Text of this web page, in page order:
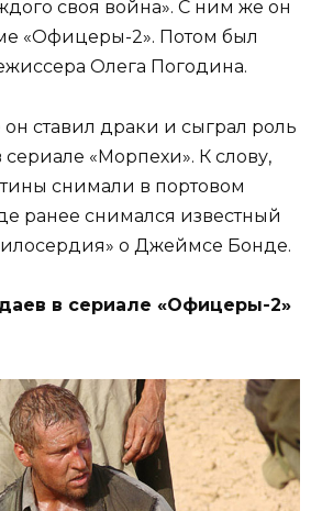
своя война». С ним же он
«Офицеры-2». Потом был
Олега Погодина.
ставил драки и сыграл роль
«Морпехи». К слову,
снимали в портовом
ранее снимался известный
о Джеймсе Бонде.
в сериале «Офицеры-2»